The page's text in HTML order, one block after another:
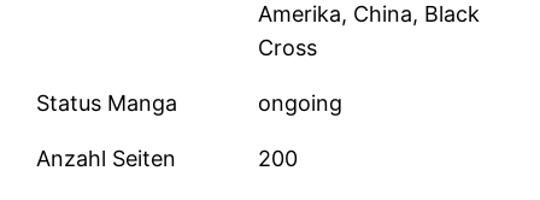
Amerika, China, Black
Cross
Status Manga ongoing
Anzahl Seiten 200